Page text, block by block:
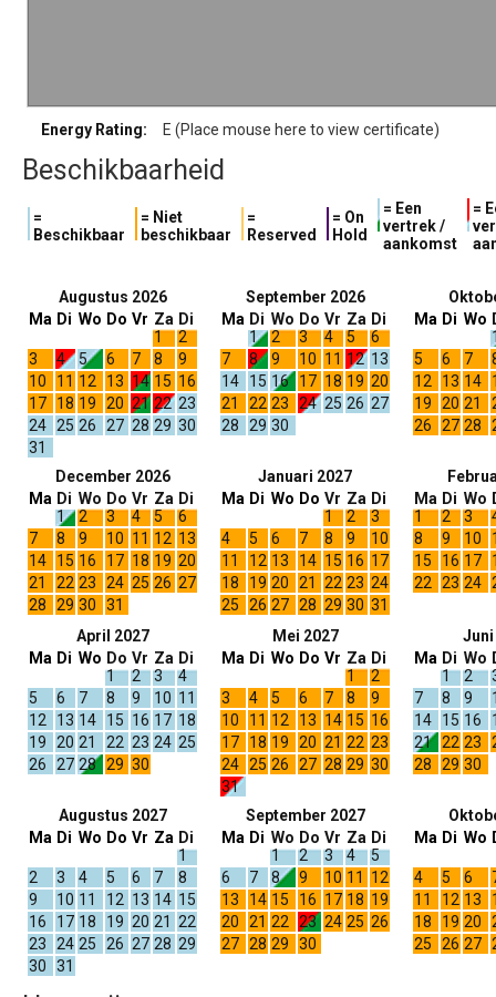
Energy Rating: E (Place mouse here to view certificate)
Beschikbaarheid
=
Beschikbaar
= Niet
beschikbaar
=
Reserved
= On
Hold
= Een
vertrek /
aankomst
=
Augustus 2026
Ma Di Wo Do Vr Za
1
Di
2
3
4 5 6 7 8
9
10
11 12 13 14 15 16
17
18 19 20 21 22 23
24 25 26 27 28 29 30
31
September 2026
Ma Di
1
Wo
2
Do
3
Vr
4
Za
5
Di
6
7
8 9 10 11 12 13
14
15 16 17 18 19 20
21
22 23 24 25 26 27
28
29 30
Ma Di Wo
5
6 7
12
13 14
19
20 21
26
27 28
December 2026
Ma Di
1
Wo
2
Do
3
Vr
4
Za
5
Di
6
7
8 9 10 11 12 13
14
15 16 17 18 19 20
21
22 23 24 25 26 27
28
29 30 31
Januari 2027
Ma Di Wo Do Vr
1
Za
2
Di
3
4
5 6 7 8 9
10
11
12 13 14 15 16 17
18
19 20 21 22 23 24
25
26 27 28 29 30 31
Ma
1
Di
2
Wo
3
8
9 10
15
16 17
22
23 24
April 2027
Ma Di Wo Do
1
Vr
2
Za
3
Di
4
5
6 7 8 9 10 11
12
13 14 15 16 17 18
19
20 21 22 23 24 25
26
27 28 29 30
Mei 2027
Ma Di Wo Do Vr Za
1
Di
2
3
4 5 6 7 8
9
10
11 12 13 14 15 16
17
18 19 20 21 22 23
24 25 26 27 28 29 30
31
Juni
Ma Di
1
Wo
2
7
8 9
14
15 16
21 22 23
28
29 30
Augustus 2027
Ma Di Wo Do Vr Za Di
1
2
3 4 5 6 7
8
9
10 11 12 13 14 15
16
17 18 19 20 21 22
23
24 25 26 27 28 29
30
31
September 2027
Ma Di Wo
1
Do
2
Vr
3
Za
4
Di
5
6
7 8 9 10 11
12
13
14 15 16 17 18 19
20
21 22 23 24 25 26
27 28 29 30
Ma Di Wo
4 5 6
11
12 13
18
19 20
25
26 27